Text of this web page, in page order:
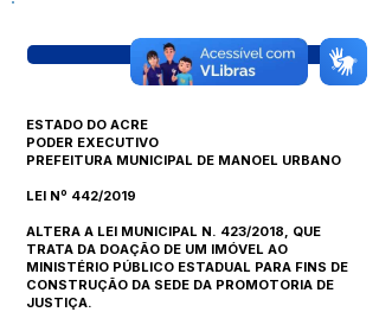
Visualizar
ESTADO DO ACRE
PODER EXECUTIVO
PREFEITURA MUNICIPAL DE MANOEL URBANO
LEI Nº 442/2019
ALTERA A LEI MUNICIPAL N. 423/2018, QUE
TRATA DA DOAÇÃO DE UM IMÓVEL AO
MINISTÉRIO PÚBLICO ESTADUAL PARA FINS DE
CONSTRUÇÃO DA SEDE DA PROMOTORIA DE
JUSTIÇA.